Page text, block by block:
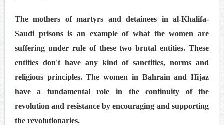
The mothers of martyrs and detainees in al-Khalifa-
Saudi prisons is an example of what the women are
suffering under rule of these two brutal entities. These
entities don't have any kind of sanctities, norms and
religious principles. The women in Bahrain and Hijaz
have a fundamental role in the continuity of the
revolution and resistance by encouraging and supporting
the revolutionaries.